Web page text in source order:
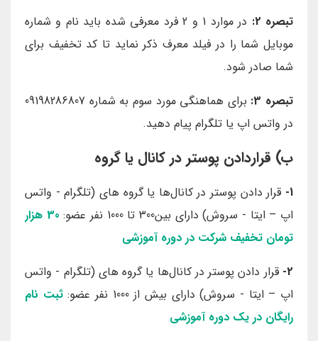
تبصره 2:
در موارد 1 و 2 فرد معرفی شده باید نام و شماره
موبایل شما را در فیلد معرف ذکر نماید تا کد تخفیف برای
شما صادر شود.
تبصره 3:
برای هماهنگی مورد سوم به شماره 09198286807
در واتس اپ یا تلگرام پیام دهید.
ب) قراردادن پوستر در کانال یا گروه
1- قرار دادن پوستر در کانال‌‌ها یا گروه های (تلگرام - واتس
اپ – ایتا - سروش) دارای بین300 تا 1000 نفر عضو:
30 هزار
تومان تخفیف شرکت در دوره‌ آموزشی
2- قرار دادن پوستر در کانال‌‌ها یا گروه های (تلگرام - واتس
اپ – ایتا - سروش) دارای بیش از 1000 نفر عضو:
ثبت نام
رایگان در یک دوره آموزشی